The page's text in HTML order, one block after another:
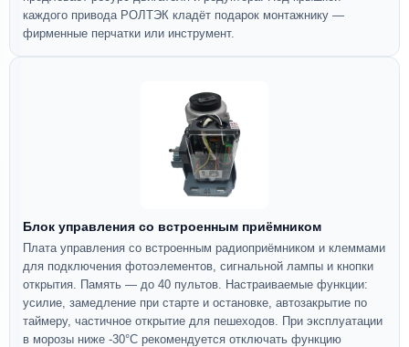
каждого привода РОЛТЭК кладёт подарок монтажнику —
фирменные перчатки или инструмент.
Блок управления со встроенным приёмником
Плата управления со встроенным радиоприёмником и клеммами
для подключения фотоэлементов, сигнальной лампы и кнопки
открытия. Память — до 40 пультов. Настраиваемые функции:
усилие, замедление при старте и остановке, автозакрытие по
таймеру, частичное открытие для пешеходов. При эксплуатации
в морозы ниже -30°C рекомендуется отключать функцию